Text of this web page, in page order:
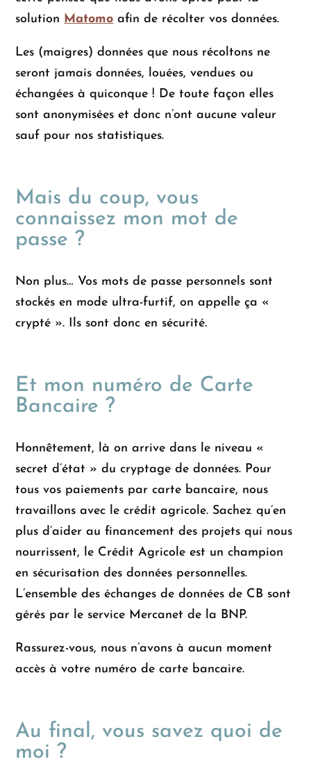
solution Matomo afin de récolter vos données.
Les (maigres) données que nous récoltons ne
seront jamais données, louées, vendues ou
échangées à quiconque ! De toute façon elles
sont anonymisées et donc n’ont aucune valeur
sauf pour nos statistiques.
Mais du coup, vous
connaissez mon mot de
passe ?
Non plus… Vos mots de passe personnels sont
stockés en mode ultra-furtif, on appelle ça «
crypté ». Ils sont donc en sécurité.
Et mon numéro de Carte
Bancaire ?
Honnêtement, là on arrive dans le niveau «
secret d’état » du cryptage de données. Pour
tous vos paiements par carte bancaire, nous
travaillons avec le crédit agricole. Sachez qu’en
plus d’aider au financement des projets qui nous
nourrissent, le Crédit Agricole est un champion
en sécurisation des données personnelles.
L’ensemble des échanges de données de CB sont
gérés par le service Mercanet de la BNP.
Rassurez-vous, nous n’avons à aucun moment
accès à votre numéro de carte bancaire.
Au final, vous savez quoi de
moi ?